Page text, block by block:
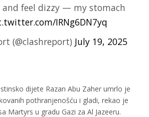
feel dizzy — my stomach
IRNg6DN7yq
(@clashreport) July 19, 2025
dijete Razan Abu Zaher umrlo je
pothranjenošću i gladi, rekao je
Martyrs u gradu Gazi za Al Jazeeru.